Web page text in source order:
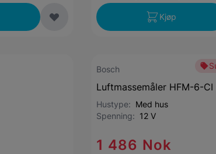
Kjøp
Bosch
Luftmassemåler HFM-6-CI
Hustype: Med hus
Spenning: 12 V
1 486 Nok